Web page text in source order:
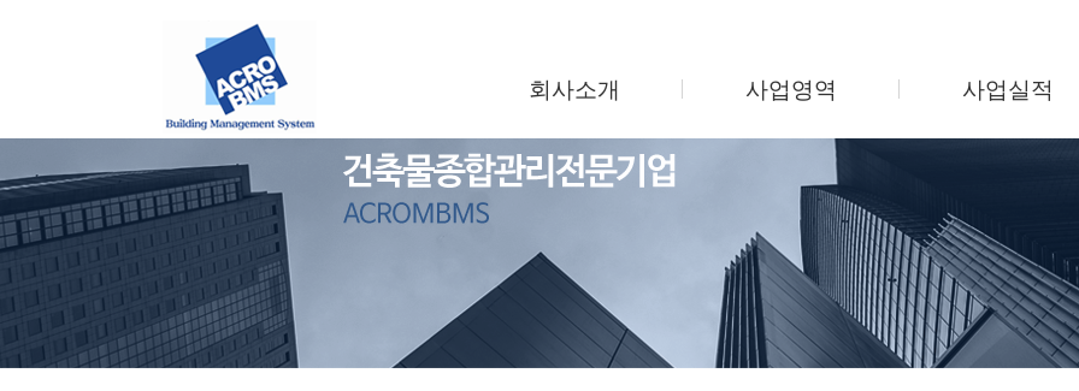
회사소개
인사말
사업소개
찾아오시는길
사업영역
보안관리
주차관리
사업실적
주상복합/오피스텔
학교 및 병원